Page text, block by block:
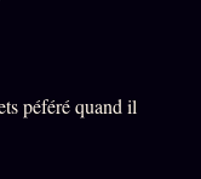
péféré quand il